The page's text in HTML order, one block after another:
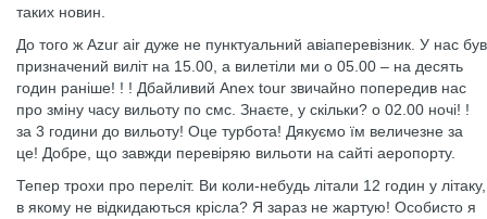
таких новин.
До того ж Azur air дуже не пунктуальний авіаперевізник. У нас був
призначений виліт на 15.00, а вилетіли ми о 05.00 – на десять
годин раніше! ! ! Дбайливий Anex tour звичайно попередив нас
про зміну часу вильоту по смс. Знаєте, у скільки? о 02.00 ночі! !
за 3 години до вильоту! Оце турбота! Дякуємо їм величезне за
це! Добре, що завжди перевіряю вильоти на сайті аеропорту.
Тепер трохи про переліт. Ви коли-небудь літали 12 годин у літаку,
в якому не відкидаються крісла? Я зараз не жартую! Особисто я